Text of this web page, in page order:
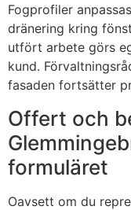
Fogprofiler
dränering kring
utfört arbete görs
kund.
fasaden fortsätter
Offert och
formuläret
Oavsett om du